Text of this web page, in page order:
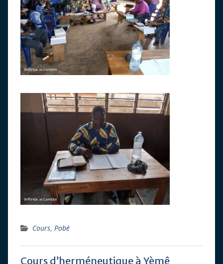
Cours, Pobè
Cours d’herméneutique à Yèmê